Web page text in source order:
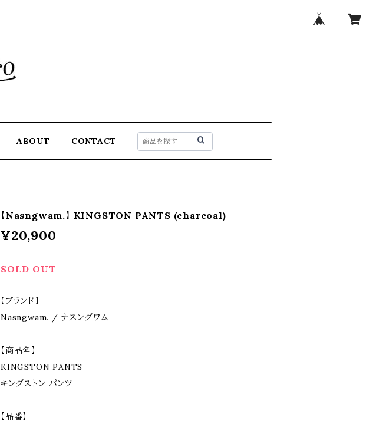
ABOUT CONTACT
【Nasngwam.】 KINGSTON PANTS (charcoal)
¥20,900
SOLD OUT
【ブランド】
Nasngwam. / ナスングワム
【商品名】
KINGSTON PANTS
キングストン パンツ
【品番】